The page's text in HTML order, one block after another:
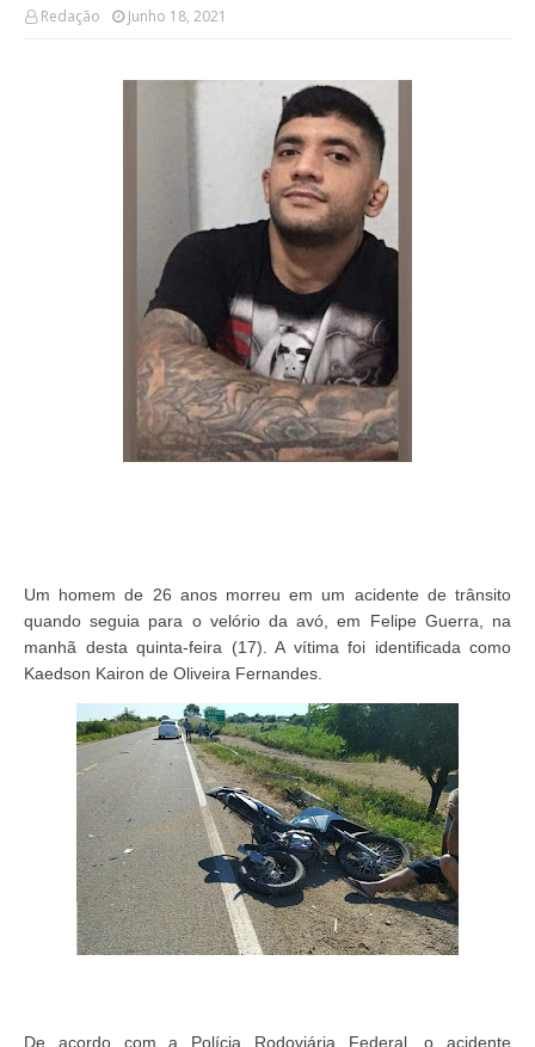
Redação Junho 18, 2021
Um homem de 26 anos morreu em um acidente de trânsito
quando seguia para o velório da avó, em Felipe Guerra, na
manhã desta quinta-feira (17). A vítima foi identificada como
Kaedson Kairon de Oliveira Fernandes.
De acordo com a Polícia Rodoviária Federal, o acidente